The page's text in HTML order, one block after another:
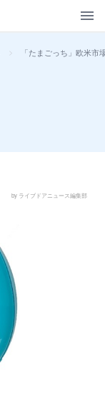
> 「たまごっち」欧米市
by ライブドアニュース編集部